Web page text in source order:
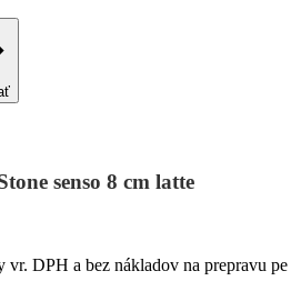
senso 8 cm latte
DPH a bez nákladov na prepravu pe